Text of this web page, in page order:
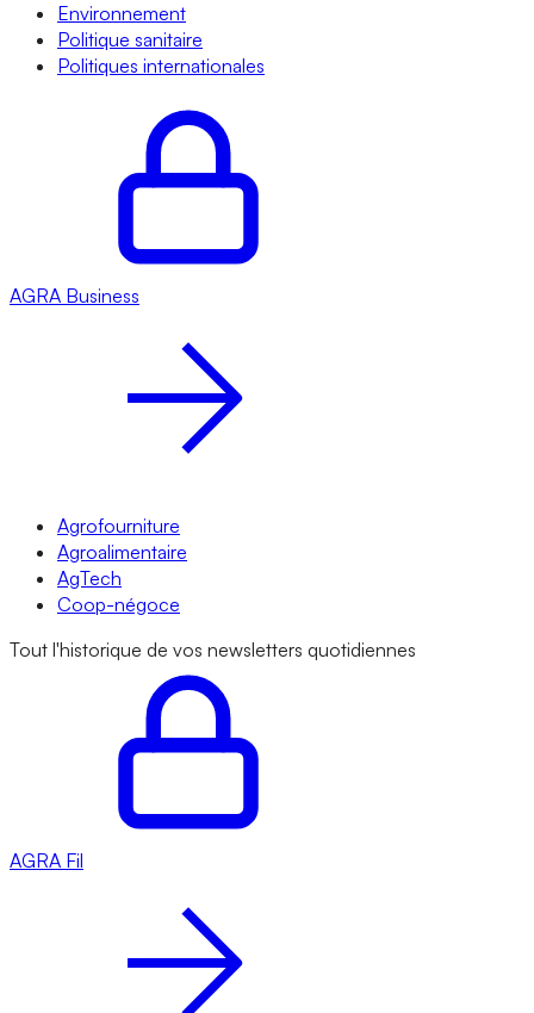
Environnement
Politique sanitaire
Politiques internationales
AGRA Business
Agrofourniture
Agroalimentaire
AgTech
Coop-négoce
Tout l'historique de vos newsletters quotidiennes
AGRA Fil